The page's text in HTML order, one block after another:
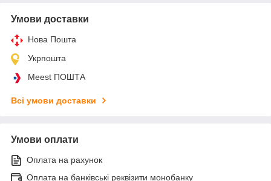
Умови доставки
Нова Пошта
Укрпошта
Meest ПОШТА
Всі умови доставки
Умови оплати
Оплата на рахунок
Оплата на банківські реквізити монобанку